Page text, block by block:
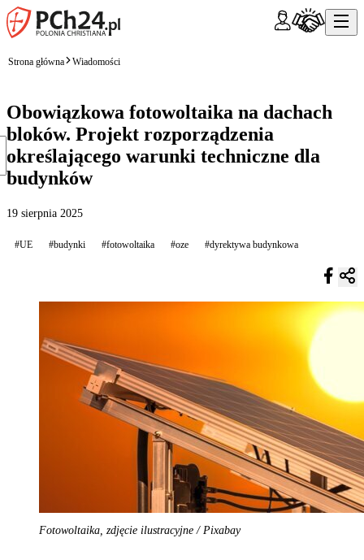
Strona główna Wiadomości
Obowiązkowa fotowoltaika na dachach
bloków. Projekt rozporządzenia
określającego warunki techniczne dla
budynków
19 sierpnia 2025
#UE #budynki #fotowoltaika #oze #dyrektywa budynkowa
Fotowoltaika, zdjęcie ilustracyjne / Pixabay